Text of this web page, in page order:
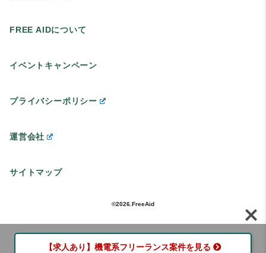
FREE AIDについて
イベントキャンペーン
プライバシーポリシー
運営会社
サイトマップ
©2026.FreeAid
【求人あり】機電系フリーランス案件を見る